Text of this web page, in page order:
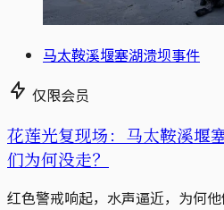
马太鞍溪堰塞湖溃坝事件
仅限会员
花莲光复现场：马太鞍溪堰
们为何没走？
红色警戒响起，水声逼近，为何他